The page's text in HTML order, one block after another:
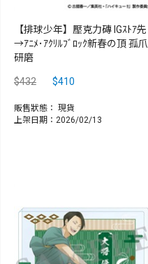
【排球少年】壓克力磚 IGｽﾄｱ先
→ｱﾆﾒ･ｱｸﾘﾙﾌﾞﾛｯｸ新春の頂 孤爪
研磨
$432 $410
販售狀態： 現貨
上架日期：2026/02/13